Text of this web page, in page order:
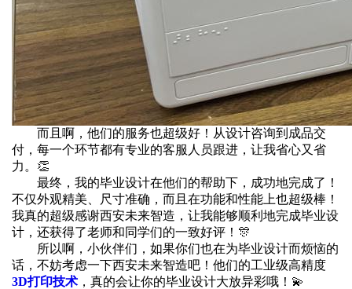
而且啊，他们的服务也超级好！从设计咨询到成品交
付，每一个环节都有专业的客服人员跟进，让我省心又省
力。👏
最终，我的毕业设计在他们的帮助下，成功地完成了！
不仅外观精美、尺寸准确，而且在功能和性能上也超级棒！
我真的超级感谢西安未来智造，让我能够顺利地完成毕业设
计，还获得了老师和同学们的一致好评！🎊
所以啊，小伙伴们，如果你们也在为毕业设计而烦恼的
话，不妨考虑一下西安未来智造吧！他们的工业级高精度
3D打印技术 ，真的会让你的毕业设计大放异彩哦！💫